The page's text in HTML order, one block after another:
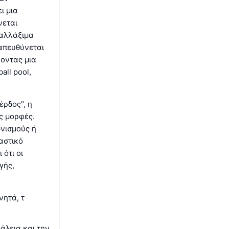
μια
μια
pool,
η
μορφές.
ή
οι
τ